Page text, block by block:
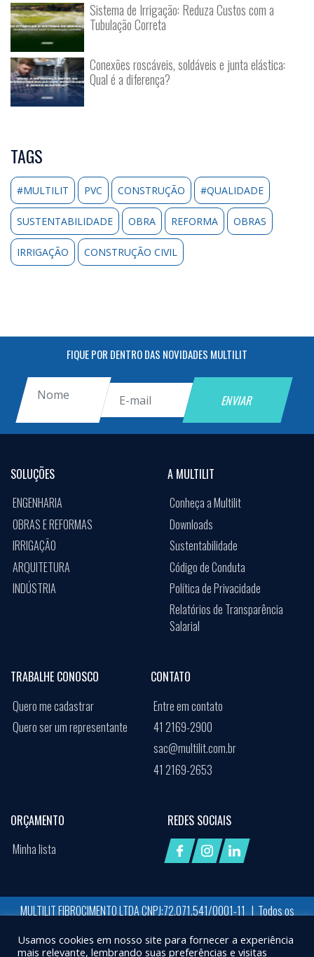
Sistema de Irrigação: Reduza Custos com a
Tubulação Correta
Conexões roscáveis, soldáveis e junta elástica:
Qual é a diferença?
TAGS
#MULTILIT PVC CONSTRUÇÃO #QUALIDADE
SUSTENTABILIDADE OBRA REFORMA OBRAS
IRRIGAÇÃO CONSTRUÇÃO CIVIL
FIQUE POR DENTRO DAS NOVIDADES MULTILIT
SOLUÇÕES
ENGENHARIA
OBRAS E REFORMAS
IRRIGAÇÃO
ARQUITETURA
INDÚSTRIA
A MULTILIT
Conheça a Multilit
Downloads
Sustentabilidade
Código de Conduta
Política de Privacidade
Relatórios de Transparência
Salarial
ORÇAMENTO
Minha lista
TRABALHE CONOSCO
Quero me cadastrar
Quero ser um representante
CONTATO
Entre em contato
41 2169-2900
sac@multilit.com.br
41 2169-2653
REDES SOCIAIS
MULTILIT FIBROCIMENTO LTDA CNPJ:72.071.541/0001-11 | Todos os
Desenvolvido por:Job Space
Usamos cookies em nosso site para fornecer a experiência
mais relevante, lembrando suas preferências e visitas